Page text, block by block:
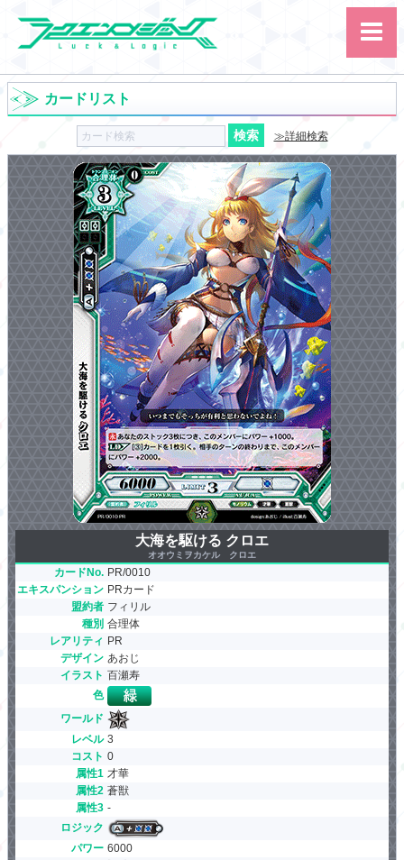
サイト内検索
カード ルール
大会
講習会
その他
カードリスト
≫詳細検索
大海を駆ける クロエ
オオウミヲカケル クロエ
カードNo. PR/0010
エキスパンション PRカード
盟約者 フィリル
種別 合理体
レアリティ PR
デザイン あおじ
イラスト 百瀬寿
色
ワールド
レベル 3
コスト 0
属性1 才華
属性2 蒼獣
属性3 -
ロジック
パワー 6000